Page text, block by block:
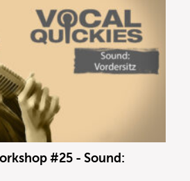
#25 - Sound: